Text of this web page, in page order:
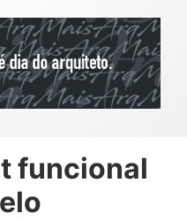
funcional